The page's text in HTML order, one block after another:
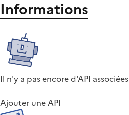
Informations
Il n'y a pas encore d'API associées
Ajouter une API